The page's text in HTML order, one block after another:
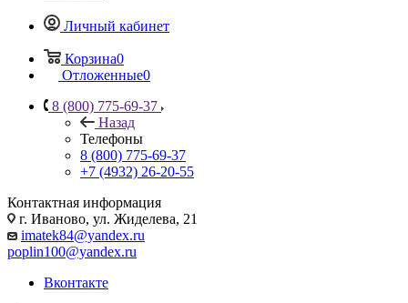
Личный кабинет
Корзина0
Отложенные0
8 (800) 775-69-37
Назад
Телефоны
8 (800) 775-69-37
+7 (4932) 26-20-55
Контактная информация
г. Иваново, ул. Жиделева, 21
imatek84@yandex.ru
poplin100@yandex.ru
Вконтакте